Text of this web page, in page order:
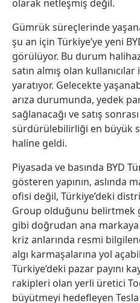
olarak netleşmiş değil.
Gümrük süreçlerinde
şu an için Türkiye’ye yeni
görülüyor. Bu durum
satın almış olan
yaratıyor. Gelecekte
arıza durumunda, yedek
sağlanacağı ve satış
sürdürülebilirliği en büyük
haline geldi.
Piyasada ve basında BYD
gösteren yapının, aslında
ofisi değil, Türkiye’deki
Group olduğunu belirtmek
gibi doğrudan ana markaya
kriz anlarında resmi
algı karmaşalarına yol
Türkiye’deki pazar payını
rakipleri olan yerli üretici
büyütmeyi hedefleyen